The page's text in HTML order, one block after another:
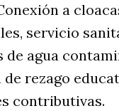
a
servicio
agua
rezago
contributivas.